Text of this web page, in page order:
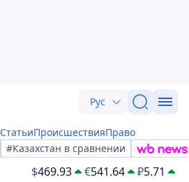
Рус
СтатьиПроисшествияПраво
#Казахстан в сравнении
$469.93 €541.64 ₽5.71